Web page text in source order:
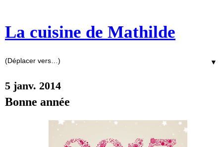
La cuisine de Mathilde
▼
5 janv. 2014
Bonne année